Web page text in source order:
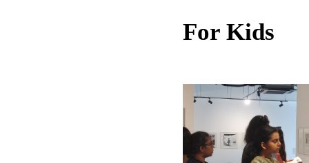
For Kids